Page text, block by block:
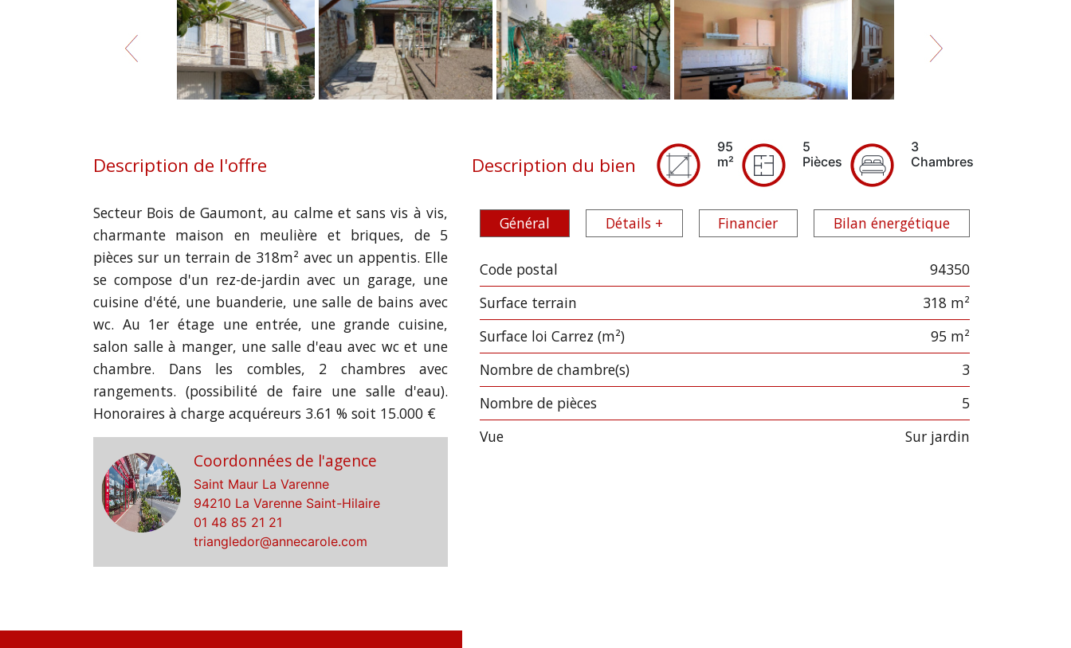
Description de l'offre
Secteur Bois de Gaumont, au calme et sans vis à vis,
charmante maison en meulière et briques, de 5
pièces sur un terrain de 318m² avec un appentis. Elle
se compose d'un rez-de-jardin avec un garage, une
cuisine d'été, une buanderie, une salle de bains avec
wc. Au 1er étage une entrée, une grande cuisine,
salon salle à manger, une salle d'eau avec wc et une
chambre. Dans les combles, 2 chambres avec
rangements. (possibilité de faire une salle d'eau).
Honoraires à charge acquéreurs 3.61 % soit 15.000 €
Coordonnées de l'agence
Saint Maur La Varenne
94210 La Varenne Saint-Hilaire
01 48 85 21 21
triangledor@annecarole.com
Description du bien
95
m²
5
Pièces
3
Chambres
Général Détails + Financier Bilan énergétique
Label Value
Code postal
94350
surface terrain
318 m²
Surface loi Carrez (m²)
95 m²
Nombre de chambre(s)
3
Nombre de pièces
5
Vue
sur jardin